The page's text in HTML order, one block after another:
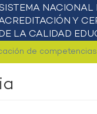
de competencias